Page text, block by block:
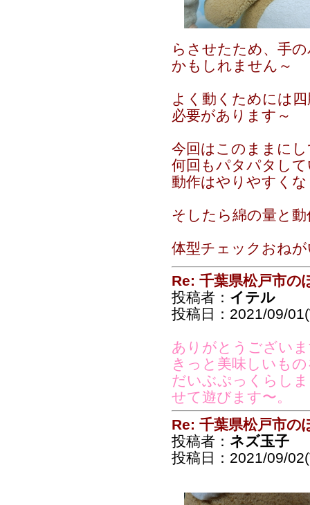
らさせたため、手
かもしれません～
よく動くためには
必要があります～
今回はこのままに
何回もパタパタし
動作はやりやすく
そしたら綿の量と
体型チェックおね
Re: 千葉県松戸市の
投稿者： イテル
投稿日：2021/09/
ありがとうござい
きっと美味しいも
だいぶぷっくらし
せて遊びます〜。
Re: 千葉県松戸市の
投稿者： ネズ玉子
投稿日：2021/09/